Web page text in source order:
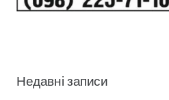
Недавні записи